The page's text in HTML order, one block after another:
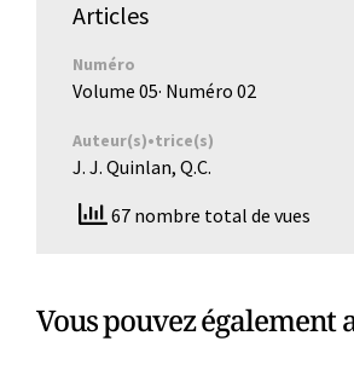
Articles
Numéro
Volume 05· Numéro 02
Auteur(s)•trice(s)
J. J. Quinlan, Q.C.
67 nombre total de vues
Vous pouvez également